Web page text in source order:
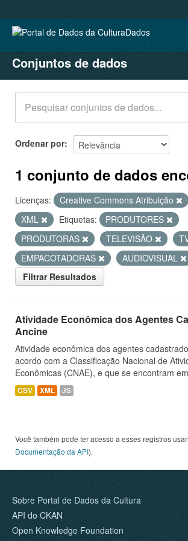
CONJUNTOS DE DADOS
ORGANIZAÇÕES
GRUPOS
SOBRE
Conjuntos de dados
Ordenar por
1 conjunto de dados
Licenças: Creative Commons Atribuição
XML
Etiquetas:
PRODUTORES
PRODUTORAS
TELEVISÃO
EMPACOTADORAS
AUDIOVISUAL
Filtrar Resultados
Atividade Econômica dos Agentes
Ancine
Atividade econômica dos agentes
acordo com a Classificação Nacional de
Econômicas (CNAE), e que se encontram
CSV XML JS
Você também pode ter acesso a esses registros
Documentação da API).
Sobre Portal de Dados da Cultura
API do CKAN
Open Knowledge Foundation